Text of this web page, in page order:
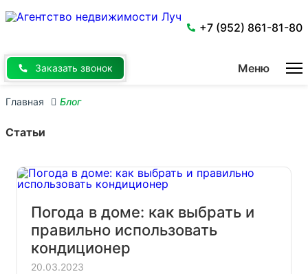
Заказать звонок
+7 (952) 861-81-80
Меню
Главная Блог
Статьи
Погода в доме: как выбрать и
правильно использовать
кондиционер
20.03.2023